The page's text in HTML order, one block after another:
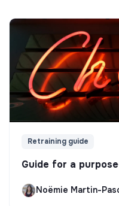
Retraining guide
Guide for a
Noëmie Martin-